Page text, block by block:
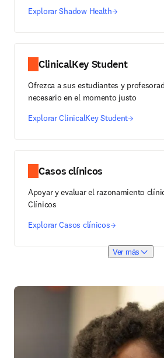
Explorar Shadow Health
ClinicalKey Student
Ofrezca a sus estudiantes y
necesario en el momento justo
Explorar ClinicalKey Student
Casos clínicos
Apoyar y evaluar el razonamiento
Clínicos
Explorar Casos clínicos
Ver más